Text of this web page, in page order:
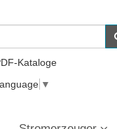
Kataloge
▼